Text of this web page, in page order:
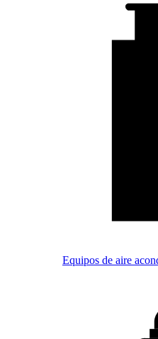
Equipos de aire